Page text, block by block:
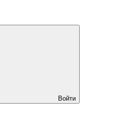
Войти